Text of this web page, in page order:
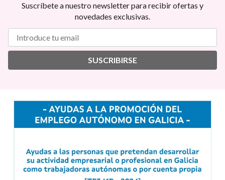
Suscríbete a nuestro newsletter para recibir ofertas y
novedades exclusivas.
SUSCRIBIRSE